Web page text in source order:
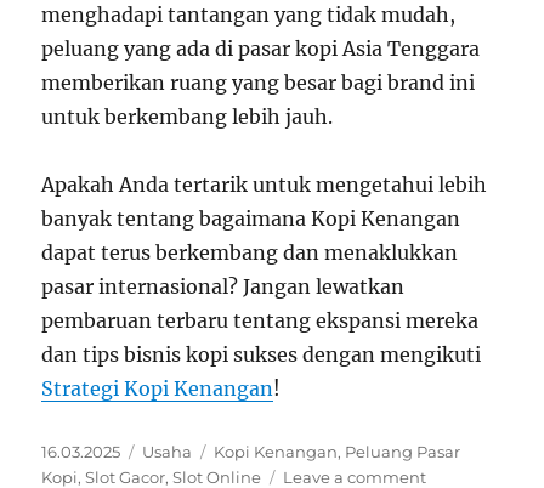
menghadapi tantangan yang tidak mudah,
peluang yang ada di pasar kopi Asia Tenggara
memberikan ruang yang besar bagi brand ini
untuk berkembang lebih jauh.
Apakah Anda tertarik untuk mengetahui lebih
banyak tentang bagaimana Kopi Kenangan
dapat terus berkembang dan menaklukkan
pasar internasional? Jangan lewatkan
pembaruan terbaru tentang ekspansi mereka
dan tips bisnis kopi sukses dengan mengikuti
Strategi Kopi Kenangan!
Posted
on
16.03.2025 Categories
Usaha Tags
Kopi Kenangan, Peluang Pasar
Kopi,Slot Gacor,Slot Online Leave a commenton